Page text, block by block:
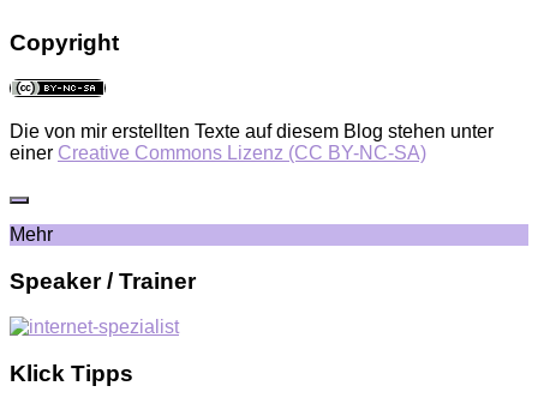
Copyright
Die von mir erstellten Texte auf diesem Blog stehen unter
einer Creative Commons Lizenz (CC BY-NC-SA)
Mehr
Speaker / Trainer
Klick Tipps